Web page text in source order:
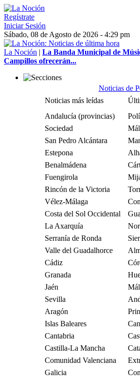
Regístrate
Iniciar Sesión
Sábado, 08 de Agosto de 2026 - 4:29 pm
La Noción | La Banda Municipal de
Campillos ofrecerán...
Noticias de
Noticias más leídas
Andalucía (provincias)
Sociedad
San Pedro Alcántara
Estepona
Benalmádena
Fuengirola
Rincón de la Victoria
Vélez-Málaga
Costa del Sol Occidental
La Axarquía
Serranía de Ronda
Valle del Guadalhorce
Cádiz
Granada
Jaén
Sevilla
Aragón
Islas Baleares
Cantabria
Castilla-La Mancha
Comunidad Valenciana
Galicia